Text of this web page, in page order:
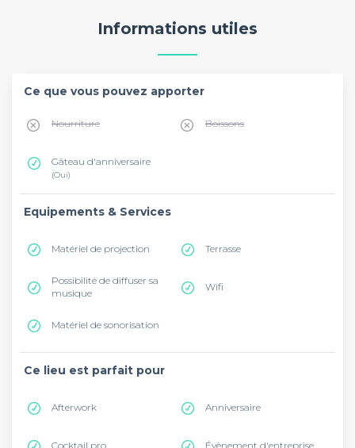
Informations utiles
Ce que vous pouvez apporter
Nourriture Boissons
Gâteau d'anniversaire
(Oui)
Equipements & Services
Matériel de projection Terrasse
Possibilité de diffuser sa
musique
Wifi
Matériel de sonorisation
Ce lieu est parfait pour
Afterwork Anniversaire
Cocktail pro. Évènement d'entreprise